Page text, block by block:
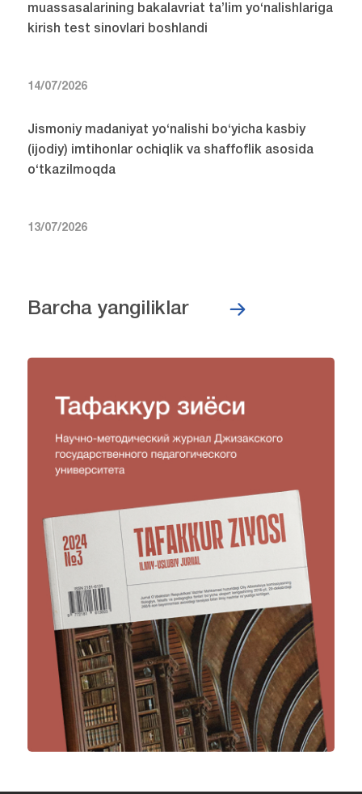
muassasalarining bakalavriat ta’lim yo‘nalishlariga
kirish test sinovlari boshlandi
14/07/2026
Jismoniy madaniyat yo‘nalishi bo‘yicha kasbiy
(ijodiy) imtihonlar ochiqlik va shaffoflik asosida
o‘tkazilmoqda
13/07/2026
Barcha yangiliklar